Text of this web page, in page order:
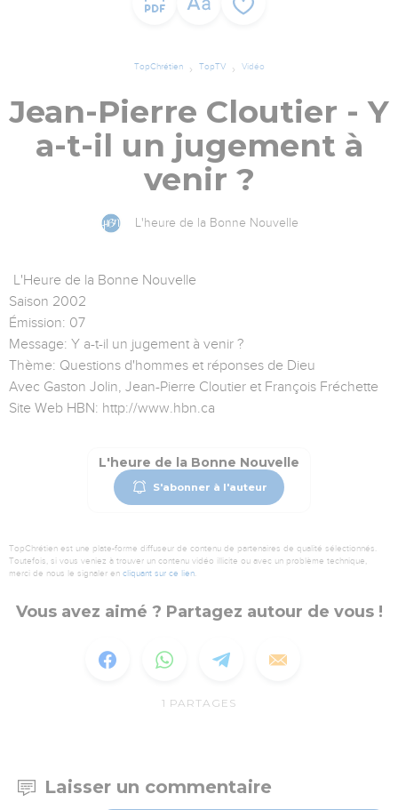
TopChrétien TopTV Vidéo
Jean-Pierre Cloutier - Y
a-t-il un jugement à
venir ?
L'heure de la Bonne Nouvelle
L'Heure de la Bonne Nouvelle
Saison 2002
Émission: 07
Message: Y a-t-il un jugement à venir ?
Thème: Questions d'hommes et réponses de Dieu
Avec Gaston Jolin, Jean-Pierre Cloutier et François Fréchette
Site Web HBN: http://www.hbn.ca
L'heure de la Bonne Nouvelle
S'abonner à l'auteur
TopChrétien est une plate-forme diffuseur de contenu de partenaires de qualité sélectionnés.
Toutefois, si vous veniez à trouver un contenu vidéo illicite ou avec un problème technique,
merci de nous le signaler en cliquant sur ce lien.
Vous avez aimé ? Partagez autour de vous !
1 PARTAGES
Laisser un commentaire